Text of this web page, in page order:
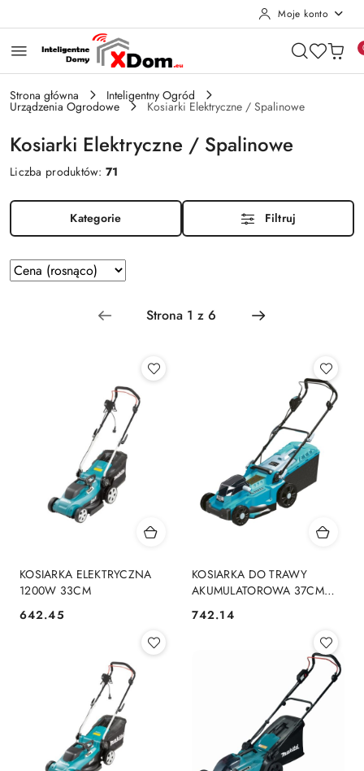
Moje konto
Strona główna Inteligentny Ogród
Urządzenia Ogrodowe Kosiarki Elektryczne / Spalinowe
Kosiarki Elektryczne / Spalinowe
Liczba produktów:71
Kategorie Filtruj
Zastosowano
sortowanie:
Sortuj
według
KOSIARKA ELEKTRYCZNA
1200W 33CM
Cena:
642.45
KOSIARKA DO TRAWY
AKUMULATOROWA 37CM
2*18V 0*AH SAS+ALL
Cena:
742.14